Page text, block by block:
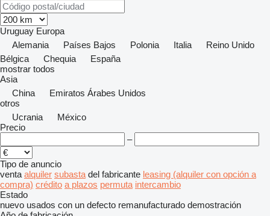
Uruguay Europa
Alemania
Países Bajos Polonia Italia
Reino Unido
Bélgica
Chequia
España
mostrar todos
Asia
China
Emiratos Árabes Unidos
otros
Ucrania
México
Precio
–
Tipo de anuncio
venta alquiler subasta del fabricante leasing (alquiler con opción a
compra) crédito a plazos permuta intercambio
Estado
nuevo usados con un defecto remanufacturado demostración